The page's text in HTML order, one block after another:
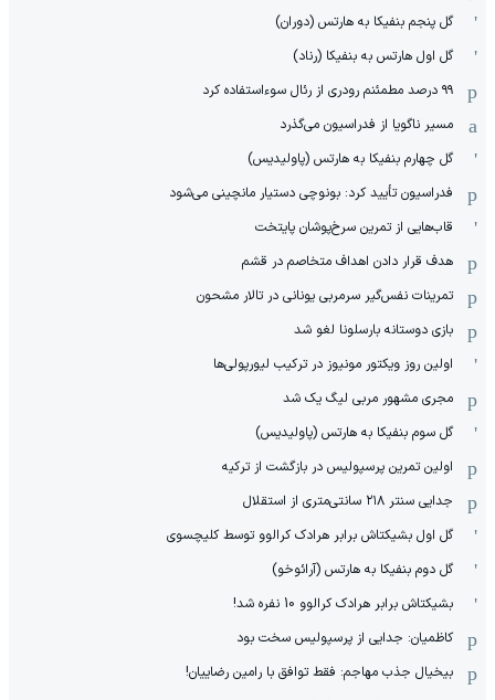
گل پنجم بنفیکا به هارتس (دوران)
گل اول هارتس به بنفیکا (رناد)
۹۹ درصد مطمئنم رودری از رئال سوءاستفاده کرد
مسیر ناگویا از فدراسیون می‌گذرد
گل چهارم بنفیکا به هارتس (پاولیدیس)
فدراسیون تأیید کرد: بونوچی دستیار مانچینی می‌شود
قاب‌هایی از تمرین سرخ‌پوشان پایتخت
هدف قرار دادن اهداف متخاصم در قشم
‏تمرینات نفس‌گیر سرمربی یونانی در تالار مشحون
بازی دوستانه بارسلونا لغو شد
اولین روز ویکتور مونیوز در ترکیب لیورپولی‌ها
مجری مشهور مربی لیگ یک شد
گل سوم بنفیکا به هارتس (پاولیدیس)
اولین تمرین پرسپولیس در بازگشت از ترکیه
جدایی سنتر ۲۱۸ سانتی‌متری از استقلال
گل اول بشیکتاش برابر هرادک کرالوو توسط کلیچسوی
گل دوم بنفیکا به هارتس (آرائوخو)
بشیکتاش برابر هرادک کرالوو 10 نفره شد!
کاظمیان: جدایی از پرسپولیس سخت بود
بیخیال جذب مهاجم: فقط توافق با رامین رضاییان!